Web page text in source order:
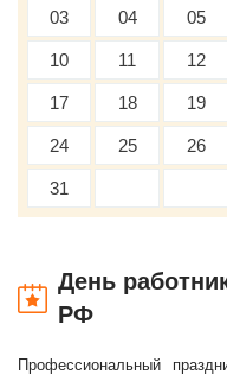
03 04 05
10 11 12
17 18 19
24 25 26
31
День
РФ
Профессиональный